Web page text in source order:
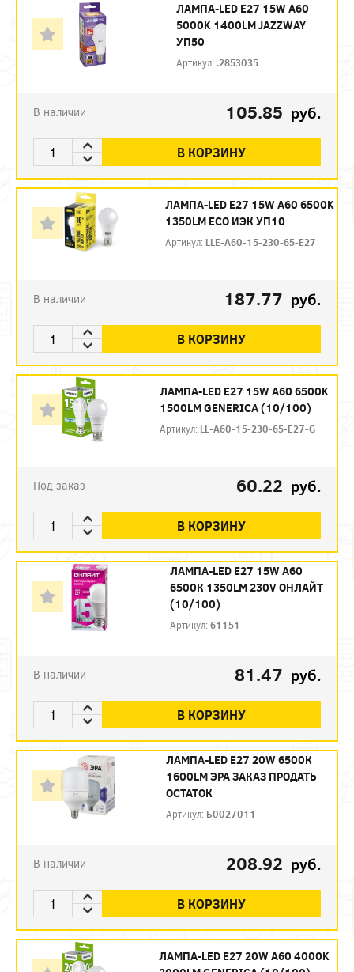
ЛАМПА-LED E27 15W A60
5000K 1400LM JAZZWAY
УП50
Артикул: .2853035
В наличии 105.85 руб.
В КОРЗИНУ
ЛАМПА-LED E27 15W A60 6500K
1350LM ECO ИЭК УП10
Артикул: LLE-A60-15-230-65-E27
В наличии 187.77 руб.
В КОРЗИНУ
ЛАМПА-LED E27 15W A60 6500K
1500LM GENERICA (10/100)
Артикул: LL-A60-15-230-65-E27-G
Под заказ 60.22 руб.
В КОРЗИНУ
ЛАМПА-LED E27 15W A60
6500К 1350LM 230V ОНЛАЙТ
(10/100)
Артикул:61151
В наличии 81.47 руб.
В КОРЗИНУ
ЛАМПА-LED E27 20W 6500К
1600LM ЭРА ЗАКАЗ ПРОДАТЬ
ОСТАТОК
Артикул: Б0027011
В наличии 208.92 руб.
В КОРЗИНУ
ЛАМПА-LED E27 20W A60 4000K